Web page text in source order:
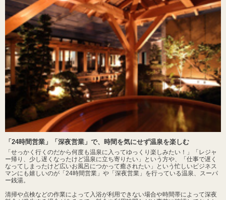
「24時間営業」「深夜営業」で、時間を気にせず温泉を楽しむ
「せっかく行くのだから何度も温泉に入ってゆっくり楽しみたい！」「レジャ
ー帰り、少し遅くなったけど温泉に立ち寄りたい」という方や、「仕事で遅く
なってしまったけど広いお風呂につかって癒されたい」という忙しいビジネス
マンにも嬉しいのが「24時間営業」や「深夜営業」を行っている温泉、スーパ
ー銭湯。
清掃や点検などの作業によって入浴が利用できない場合や時間帯によって深夜